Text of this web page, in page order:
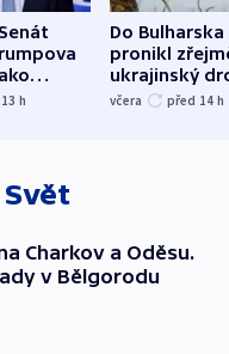
h
Do Bulharska
pronikl
ukrajinský
explodoval
včera před 14 h
Svět
Charkov a Oděsu.
v Bělgorodu